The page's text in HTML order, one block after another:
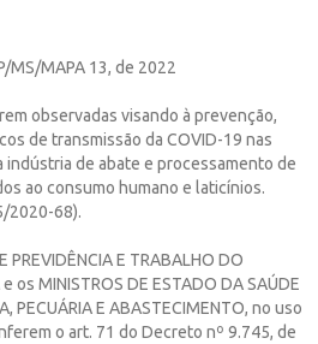
MS/MAPA 13, de 2022
observadas visando à prevenção,
de transmissão da COVID-19 nas
de abate e processamento de
ao consumo humano e laticínios.
2020-68).
PREVIDÊNCIA E TRABALHO DO
os MINISTROS DE ESTADO DA SAÚDE
PECUÁRIA E ABASTECIMENTO, no uso
o art. 71 do Decreto nº 9.745, de